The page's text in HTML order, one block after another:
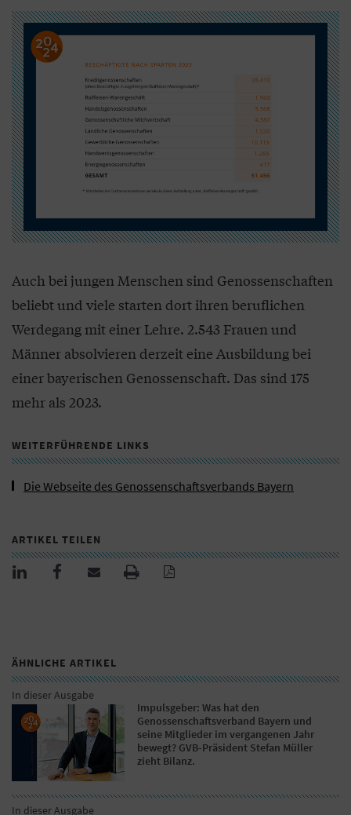
Auch bei jungen Menschen sind Genossenschaften
beliebt und viele starten dort ihren beruflichen
Werdegang mit einer Lehre. 2.543 Frauen und
Männer absolvieren derzeit eine Ausbildung bei
einer bayerischen Genossenschaft. Das sind 175
mehr als 2023.
WEITERFÜHRENDE LINKS
Die Webseite des Genossenschaftsverbands Bayern
ARTIKEL TEILEN
ÄHNLICHE ARTIKEL
In dieser Ausgabe
Impulsgeber: Was hat den
Genossenschaftsverband Bayern und
seine Mitglieder im vergangenen Jahr
bewegt? GVB-Präsident Stefan Müller
zieht Bilanz.
In dieser Ausgabe